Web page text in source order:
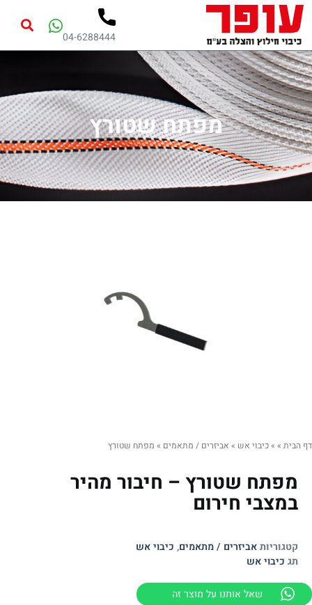
04-6288444
מפתח שטורץ
דף הבית »
»כיבוי אש » אביזרים / מתאמים » מפתח שטורץ
מפתח שטורץ – חיבור מהיר
במצבי חירום
קטגוריותאביזרים / מתאמים, כיבוי אש
תג כיבוי אש
שאל אותנו על מוצר זה